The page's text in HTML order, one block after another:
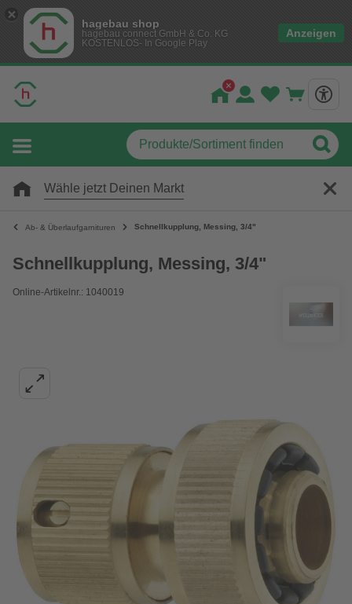
hagebau shop
hagebau connect GmbH & Co. KG
KOSTENLOS- In Google Play
Anzeigen
Wähle jetzt Deinen Markt
Ab- & Überlaufgarnituren Schnellkupplung, Messing, 3/4"
Schnellkupplung, Messing, 3/4"
Online-Artikelnr.: 1040019